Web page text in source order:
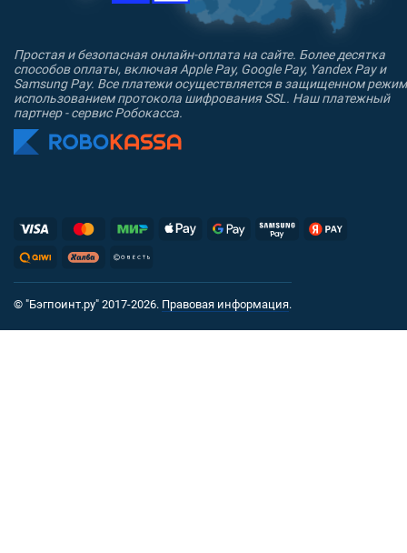
Простая и безопасная онлайн-оплата на сайте. Более десятка
способов оплаты, включая Apple Pay, Google Pay, Yandex Pay и
Samsung Pay. Все платежи осуществляется в защищенном
использованием протокола шифрования SSL. Наш платежный
партнер - сервис Робокасса.
© "Бэгпоинт.ру" 2017-2026. Правовая информация.